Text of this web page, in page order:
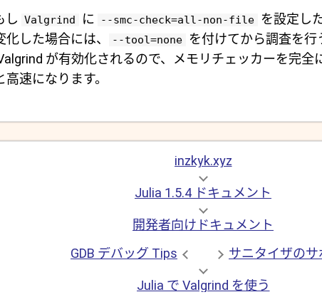
し Valgrind に --smc-check=all-non-file
を設定し
化した場合には、
--tool=none
を付けてから調査を行
が有効化されるので、メモリチェッカーを完全
速になります。
inzkyk.xyz
Julia 1.5.4 ドキュメント
開発者向けドキュメント
GDB デバッグ Tips
サニタイザのサ
Julia で Valgrind を使う